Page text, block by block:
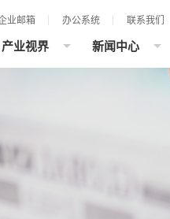
业邮箱 办公系统 联系我们
产业视界 新闻中心